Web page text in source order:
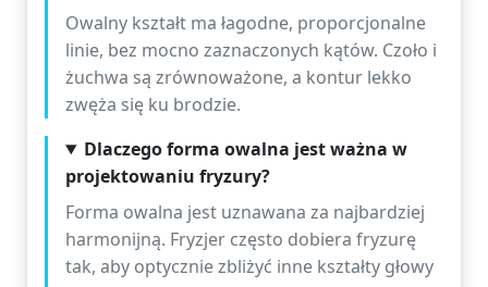
Owalny kształt ma łagodne, proporcjonalne
linie, bez mocno zaznaczonych kątów. Czoło i
żuchwa są zrównoważone, a kontur lekko
zwęża się ku brodzie.
Dlaczego forma owalna jest ważna w
projektowaniu fryzury?
Forma owalna jest uznawana za najbardziej
harmonijną. Fryzjer często dobiera fryzurę
tak, aby optycznie zbliżyć inne kształty głowy